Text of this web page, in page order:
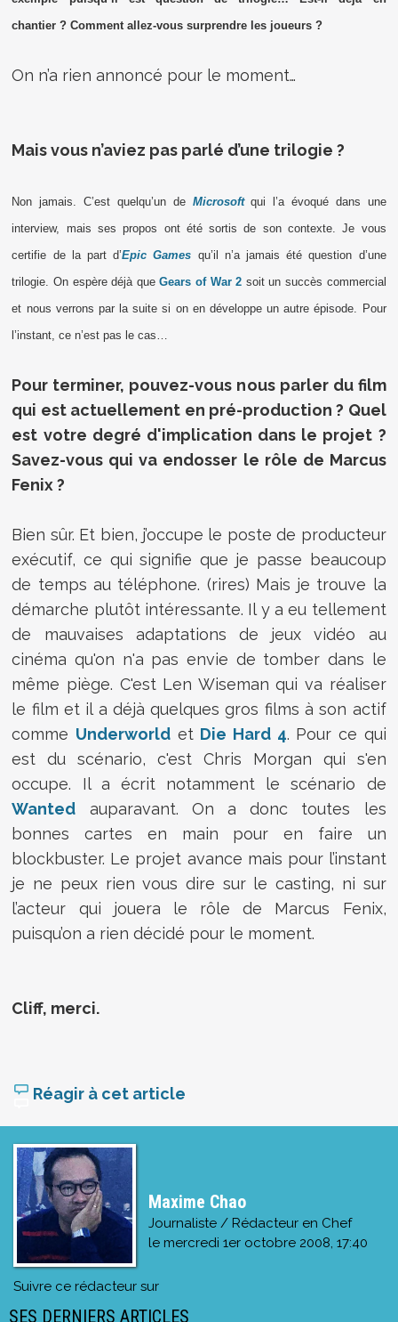
chantier ? Comment allez-vous surprendre les joueurs ?
On n’a rien annoncé pour le moment…
Mais vous n’aviez pas parlé d’une trilogie ?
Non jamais. C’est quelqu’un de Microsoftqui l’a évoqué dans une
interview, mais ses propos ont été sortis de son contexte. Je vous
certifie de la part d’Epic Games qu’il n’a jamais été question d’une
trilogie. On espère déjà queGears of War 2 soit un succès commercial
et nous verrons par la suite si on en développe un autre épisode. Pour
l’instant, ce n’est pas le cas…
Pour terminer, pouvez-vous nous parler du film
qui est actuellement en pré-production ? Quel
est votre degré d'implication dans le projet ?
Savez-vous qui va endosser le rôle de Marcus
Fenix ?
Bien sûr. Et bien, j’occupe le poste de producteur
exécutif, ce qui signifie que je passe beaucoup
de temps au téléphone. (rires) Mais je trouve la
démarche plutôt intéressante. Il y a eu tellement
de mauvaises adaptations de jeux vidéo au
cinéma qu'on n'a pas envie de tomber dans le
même piège. C'est Len Wiseman qui va réaliser
le film et il a déjà quelques gros films à son actif
comme Underworld et Die Hard 4. Pour ce qui
est du scénario, c'est Chris Morgan qui s'en
occupe. Il a écrit notamment le scénario de
Wanted auparavant. On a donc toutes les
bonnes cartes en main pour en faire un
blockbuster. Le projet avance mais pour l’instant
je ne peux rien vous dire sur le casting, ni sur
l’acteur qui jouera le rôle de Marcus Fenix,
puisqu’on a rien décidé pour le moment.
Cliff, merci.
Réagir à cet article
Maxime Chao
Journaliste / Rédacteur en Chef
le mercredi 1er octobre 2008, 17:40
Suivre ce rédacteur sur
SES DERNIERS ARTICLES